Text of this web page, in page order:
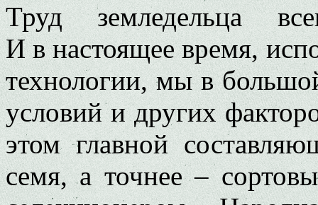
Труд земледельца
И в настоящее время,
технологии, мы в
условий и других
этом главной
семя, а точнее –